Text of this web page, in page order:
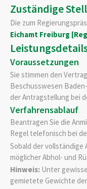
Zuständige
Die zum
Eichamt Freiburg
Voraussetzungen
Sie stimmen den
Beschusswesen
der Antragstellung bei
Verfahrensablauf
Beantragen Sie die
Regel telefonisch bei
Sobald der
möglicher Abhol- und
Hinweis: Unter
gemietete Gewichte